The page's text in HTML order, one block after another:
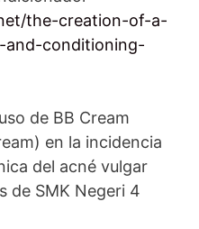
the-creation-of-a-
conditioning-
de BB Cream
en la incidencia
del acné vulgar
de SMK Negeri 4